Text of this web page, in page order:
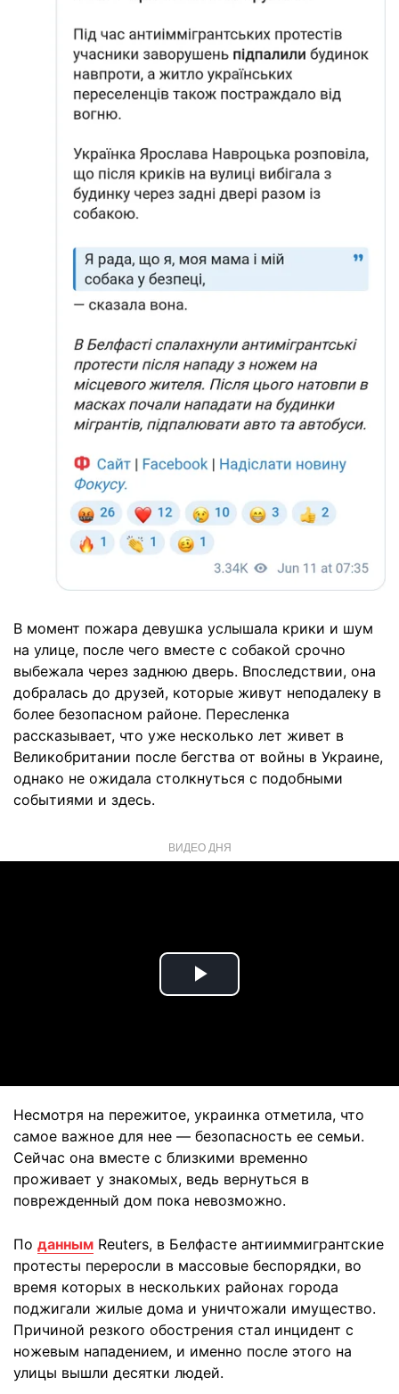
В момент пожара девушка услышала крики и шум
на улице, после чего вместе с собакой срочно
выбежала через заднюю дверь. Впоследствии, она
добралась до друзей, которые живут неподалеку в
более безопасном районе. Пересленка
рассказывает, что уже несколько лет живет в
Великобритании после бегства от войны в Украине,
однако не ожидала столкнуться с подобными
событиями и здесь.
ВИДЕО ДНЯ
Play
Несмотря на пережитое, украинка отметила, что
самое важное для нее — безопасность ее семьи.
Сейчас она вместе с близкими временно
проживает у знакомых, ведь вернуться в
поврежденный дом пока невозможно.
По данным Reuters, в Белфасте антииммигрантские
протесты переросли в массовые беспорядки, во
время которых в нескольких районах города
поджигали жилые дома и уничтожали имущество.
Причиной резкого обострения стал инцидент с
ножевым нападением, и именно после этого на
улицы вышли десятки людей.